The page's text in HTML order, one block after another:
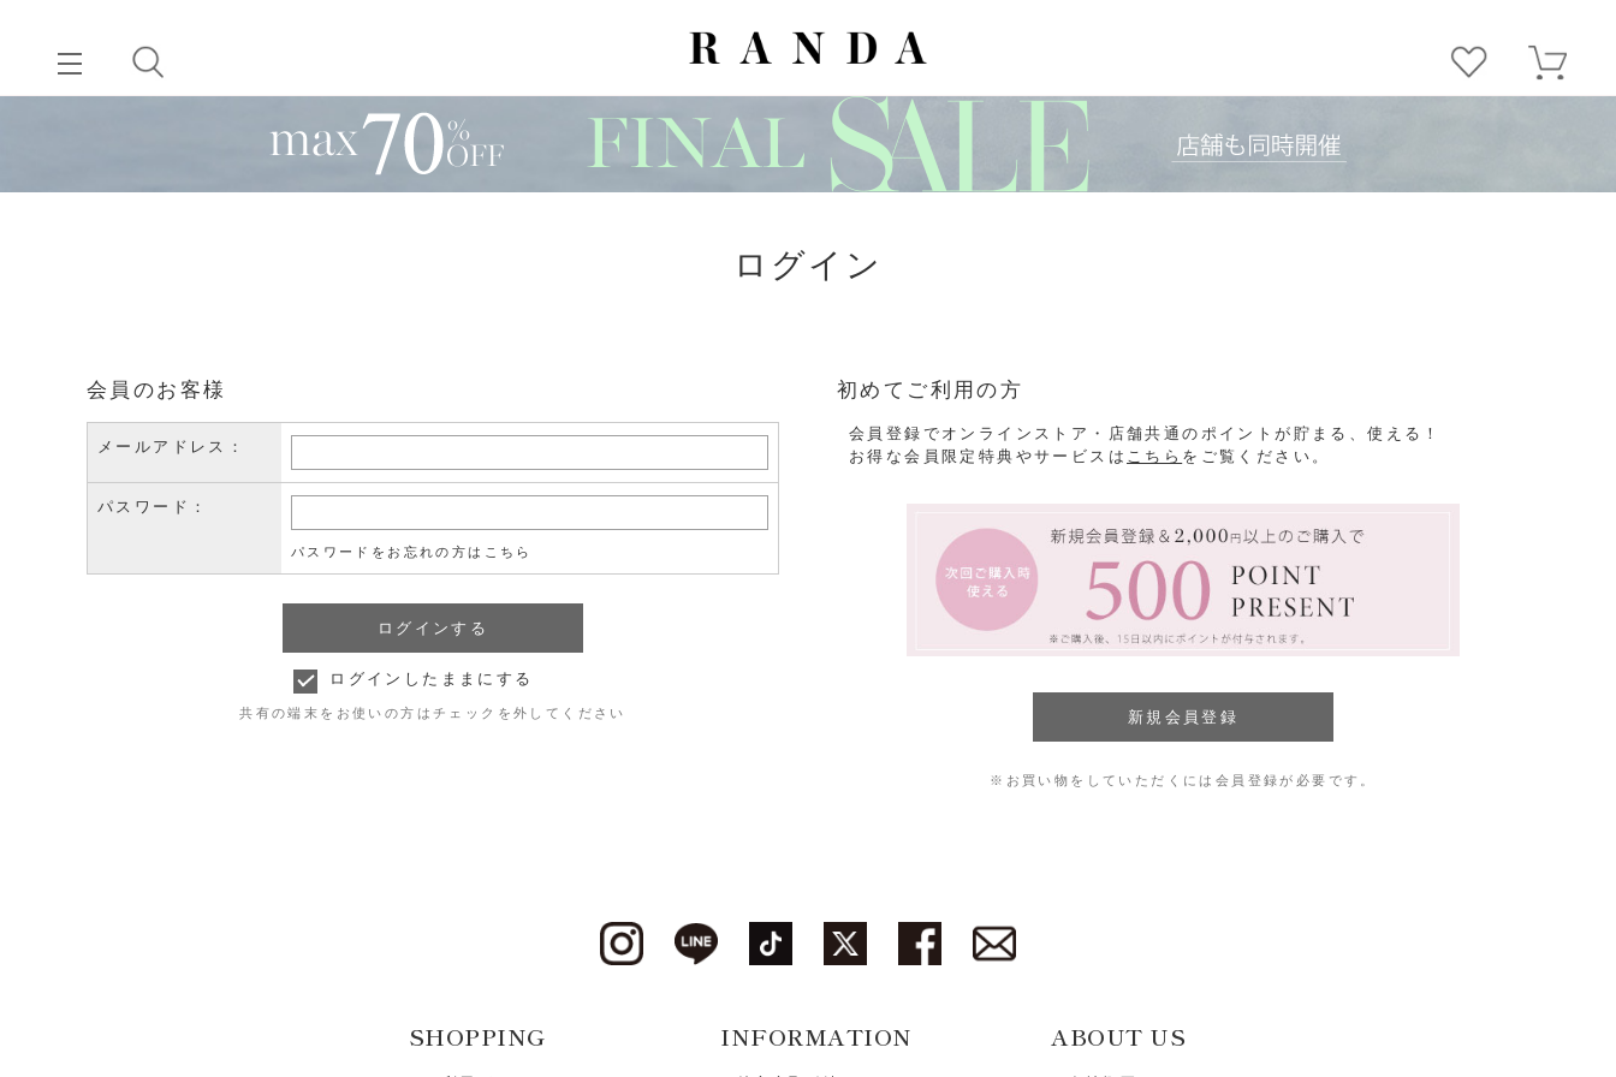
ログイン
会員のお客様
メールアドレス：
パスワード：
パスワードをお忘れの方はこちら
ログインしたままにする
共有の端末をお使いの方はチェックを外してください
初めてご利用の方
会員登録でオンラインストア・店舗共通のポイントが貯まる、使える！
お得な会員限定特典やサービスは こちら をご覧ください。
※お買い物をしていただくには会員登録が必要です。
SHOPPING INFORMATION ABOUT US